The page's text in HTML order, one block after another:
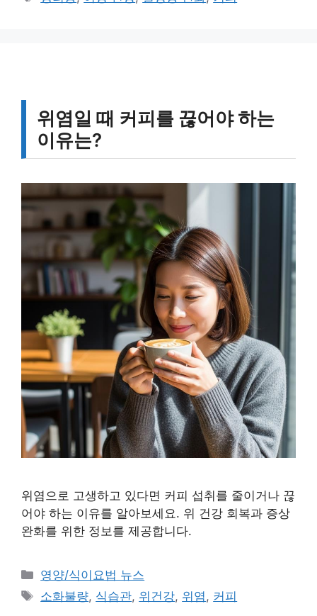
고
위염일 때 커피를 끊어야 하는
이유는?
위염으로 고생하고 있다면 커피 섭취를 줄이거나 끊
어야 하는 이유를 알아보세요. 위 건강 회복과 증상
완화를 위한 정보를 제공합니다.
카
테
영양/식이요법 뉴스
태
소화불량, 식습관, 위건강, 위염 , 커피